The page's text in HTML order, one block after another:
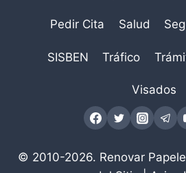
Pedir Cita Salud
SISBEN Tráfico
Visados
© 2010-2026. Renovar